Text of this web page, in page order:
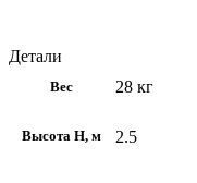
Детали
Вес 28 кг
Высота H, м 2.5